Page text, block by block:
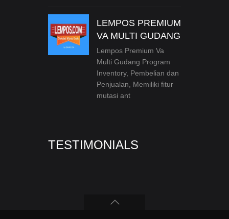
LEMPOS PREMIUM
VA MULTI GUDANG
Lempos Premium Va
Multi Gudang Program
Inventory, Pembelian dan
Penjualan, Memiliki fitur
mutasi ant
TESTIMONIALS